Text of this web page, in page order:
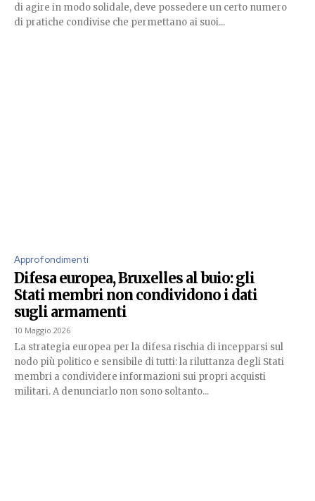
di agire in modo solidale, deve possedere un certo numero
di pratiche condivise che permettano ai suoi...
Approfondimenti
Difesa europea, Bruxelles al buio: gli
Stati membri non condividono i dati
sugli armamenti
10 Maggio 2026
La strategia europea per la difesa rischia di incepparsi sul
nodo più politico e sensibile di tutti: la riluttanza degli Stati
membri a condividere informazioni sui propri acquisti
militari. A denunciarlo non sono soltanto...